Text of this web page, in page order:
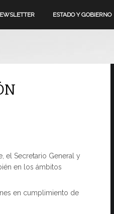
ESTADO Y GOBIERNO
el Secretario General y
en los ámbitos
en cumplimiento de